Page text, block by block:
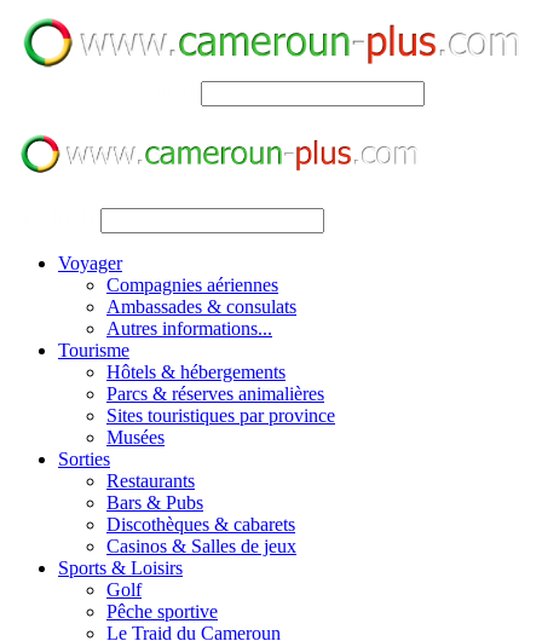
Voyager
Compagnies aériennes
Ambassades & consulats
Autres informations...
Tourisme
Hôtels & hébergements
Parcs & réserves animalières
Sites touristiques par province
Musées
Sorties
Restaurants
Bars & Pubs
Discothèques & cabarets
Casinos & Salles de jeux
Sports & Loisirs
Golf
Pêche sportive
Le Traid du Cameroun